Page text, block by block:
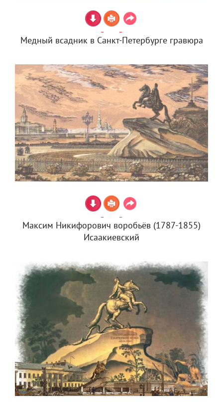
Медный всадник в Санкт-Петербурге гравюра
Максим Никифорович воробьёв (1787-1855)
Исаакиевский